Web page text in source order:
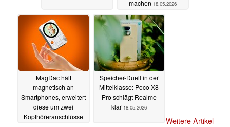
machen 18.05.2026
MagDac hält
magnetisch an
Smartphones, erweitert
diese um zwei
Kopfhöreranschlüsse
Speicher-Duell in der
Mittelklasse: Poco X8
Pro schlägt Realme
klar 18.05.2026
Weitere Artikel